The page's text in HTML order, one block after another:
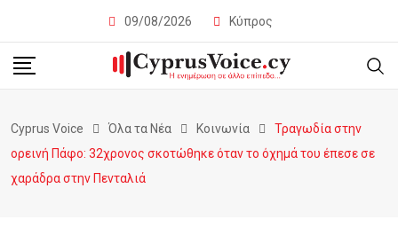
09/08/2026 Κύπρος
Cyprus Voice Όλα τα Νέα Κοινωνία
Τραγωδία στην
ορεινή Πάφο: 32χρονος σκοτώθηκε όταν το όχημά του έπεσε σε
χαράδρα στην Πενταλιά